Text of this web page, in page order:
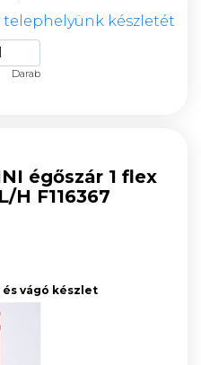
készletét
Darab
égőszár 1 flex
H F116367
vágó készlet